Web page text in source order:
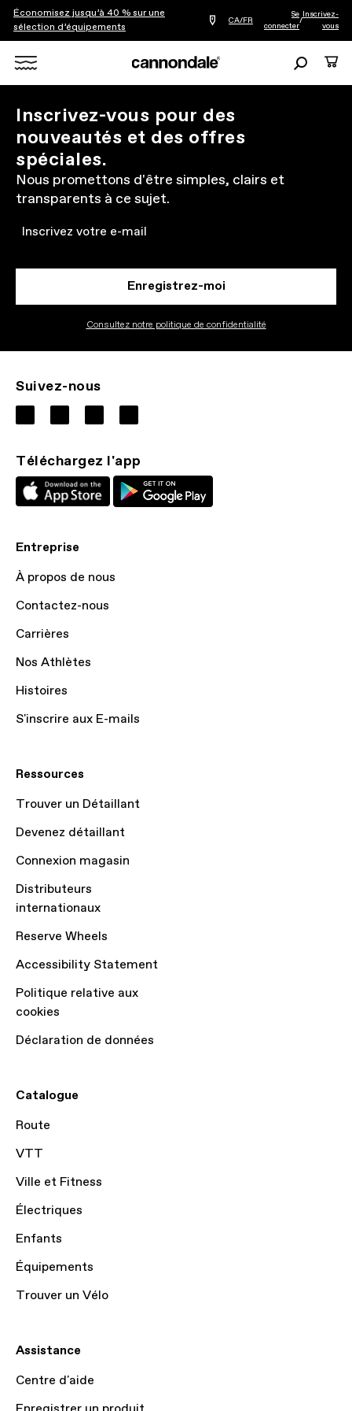
Économisez jusqu’à 40 % sur une
sélection d’équipements
Trouver
détaillant
vous
CA/FR
Se
connecter
/
Inscrivez-
vous
Inscrivez-vous pour des
nouveautés et des offres
spéciales.
Nous promettons d'être simples, clairs et
transparents à ce sujet.
Email
Enregistrez-moi
Consultez notre politique de confidentialité
Suivez-nous
Téléchargez l'app
Entreprise
À propos de nous
Contactez-nous
Carrières
Nos Athlètes
Histoires
S'inscrire aux E-mails
Ressources
Trouver un Détaillant
Devenez détaillant
Connexion magasin
Distributeurs
internationaux
Reserve Wheels
Accessibility Statement
Politique relative aux
cookies
Déclaration de données
Catalogue
Route
VTT
Ville et Fitness
Électriques
Enfants
Équipements
Trouver un Vélo
Assistance
Centre d'aide